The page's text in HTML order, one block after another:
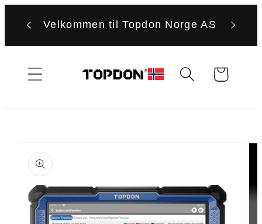
videre til
Velkommen til Topdon Norge AS
Handlekurv
til